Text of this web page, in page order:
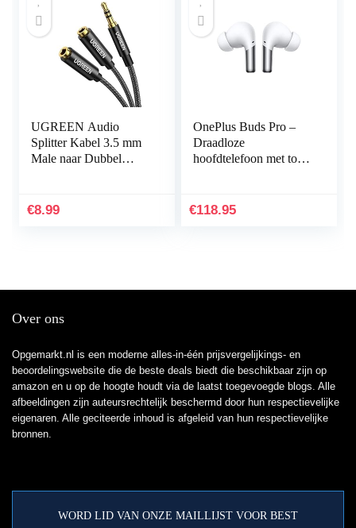
UGREEN Audio
Splitter Kabel 3.5 mm
Male naar Dubbel
Aux Kabel voor
€8.99
OnePlus Buds Pro –
Draadloze
hoofdtelefoon met tot
Cancellation –
€118.95
Over ons
Opgemarkt.nl is een moderne alles-in-één prijsvergelijkings- en
beoordelingswebsite die de beste deals biedt die beschikbaar zijn op
amazon en u op de hoogte houdt via de laatst toegevoegde blogs. Alle
afbeeldingen zijn auteursrechtelijk beschermd door hun respectievelijke
eigenaren. Alle geciteerde inhoud is afgeleid van hun respectievelijke
bronnen.
WORD LID VAN ONZE MAILLIJST VOOR BEST